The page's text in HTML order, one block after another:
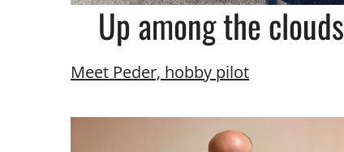
Up among the clouds
Meet Peder, hobby pilot